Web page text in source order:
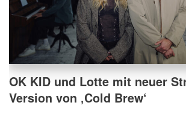
OK KID und Lotte mit neuer
Version von ‚Cold Brew‘